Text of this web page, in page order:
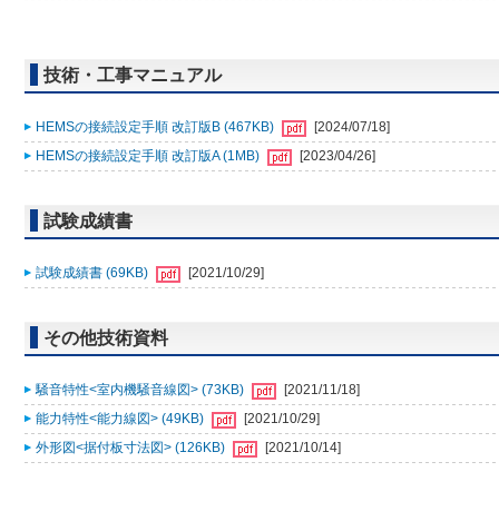
技術・工事マニュアル
HEMSの接続設定手順 改訂版B (467KB)
[2024/07/18]
HEMSの接続設定手順 改訂版A (1MB)
[2023/04/26]
試験成績書
試験成績書 (69KB) [2021/10/29]
その他技術資料
騒音特性<室内機騒音線図> (73KB)
[2021/11/18]
能力特性<能力線図> (49KB)
[2021/10/29]
外形図<据付板寸法図> (126KB)
[2021/10/14]